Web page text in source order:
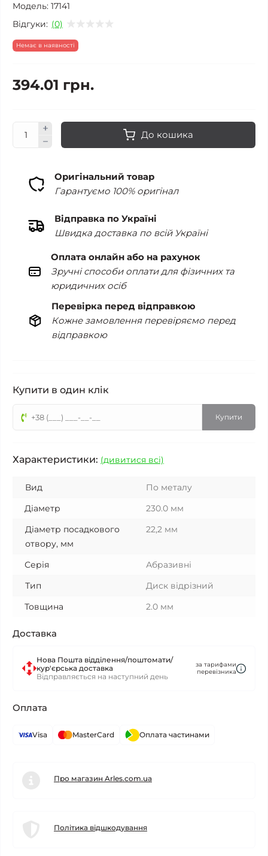
Модель: 17141
Відгуки: (0)
Немає в наявності
394.01 грн.
До кошика
Оригінальний товар
Гарантуємо 100% оригінал
Відправка по Україні
Швидка доставка по всій Україні
Оплата онлайн або на рахунок
Зручні способи оплати для фізичних та
юридичних осіб
Перевірка перед відправкою
Кожне замовлення перевіряємо перед
відправкою
Купити в один клік
Купити
Характеристики: (дивитися всі)
Вид
По металу
Діаметр
230.0 мм
Діаметр посадкового
отвору, мм
22,2 мм
Серія
Абразивні
Тип
Диск відрізний
Товщина
2.0 мм
Доставка
Нова Пошта відділення/поштомати/
кур'єрська доставка
Відправляється на наступний день
за тарифами
перевізника
Оплата
Visa MasterCard Оплата частинами
Про магазин Arles.com.ua
Політика відшкодування